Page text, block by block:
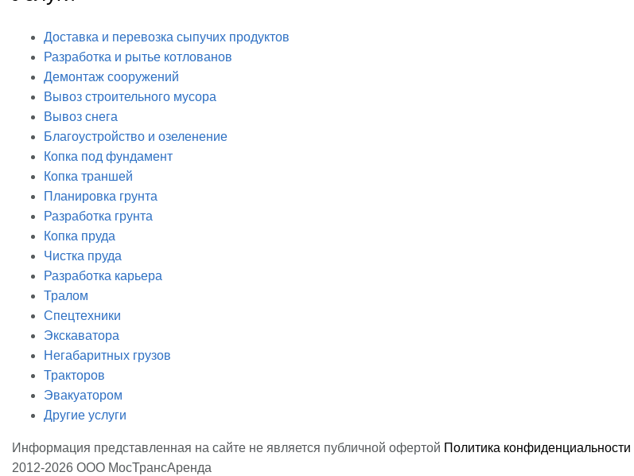
Доставка и перевозка сыпучих продуктов
Разработка и рытье котлованов
Демонтаж сооружений
Вывоз строительного мусора
Вывоз снега
Благоустройство и озеленение
Копка под фундамент
Копка траншей
Планировка грунта
Разработка грунта
Копка пруда
Чистка пруда
Разработка карьера
Тралом
Спецтехники
Экскаватора
Негабаритных грузов
Тракторов
Эвакуатором
Другие услуги
Информация представленная на сайте не является публичной офертой Политика конфиденциальности
2012-2026 ООО МосТрансАренда